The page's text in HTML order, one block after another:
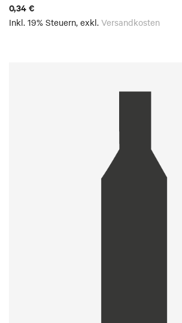
0,34 €
Inkl. 19% Steuern, exkl. Versandkosten